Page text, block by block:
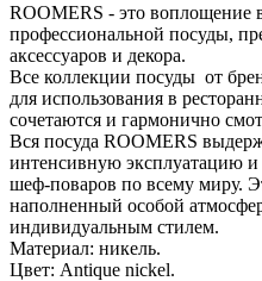
ROOMERS - это воплощение
профессиональной посуды,
аксессуаров и декора.
Все коллекции посуды от
для использования в
сочетаются и гармонично
Вся посуда ROOMERS
интенсивную эксплуатацию и
шеф-поваров по всему миру.
наполненный особой
индивидуальным стилем.
Материал: никель.
Цвет: Antique nickel.